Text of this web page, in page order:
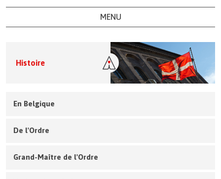
MENU
Histoire
En Belgique
De l'Ordre
Grand-Maître de l'Ordre